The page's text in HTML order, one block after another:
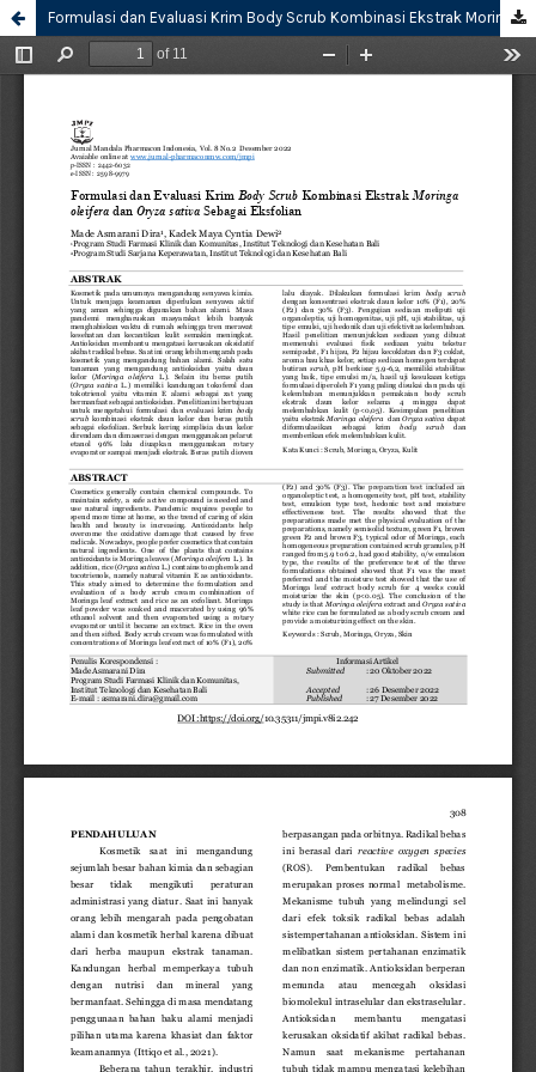
Formulasi dan Evaluasi Krim Body Scrub Kombinasi Ekstrak Moringa oleifera dan Oryza sativa Sebagai Eksfolian